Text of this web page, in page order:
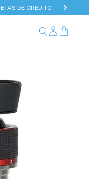
DE CRÉDITO